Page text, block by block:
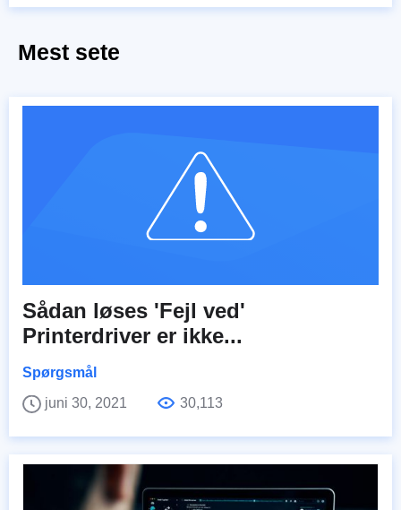
Mest sete
Sådan løses 'Fejl ved'
Printerdriver er ikke...
Spørgsmål
juni 30, 2021
30,113